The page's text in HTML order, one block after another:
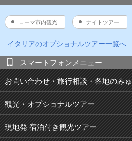
ローマ市内観光 ナイトツアー
イタリアのオプショナルツアー一覧へ
スマートフォンメニュー
お問い合わせ・旅行相談・各地のみ
観光・オプショナルツアー
現地発 宿泊付き観光ツアー